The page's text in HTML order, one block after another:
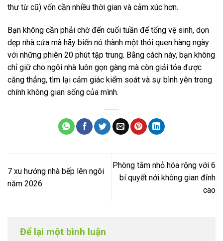
thư từ cũ) vốn cần nhiều thời gian và cảm xúc hơn.
Bạn không cần phải chờ đến cuối tuần để tổng vệ sinh, dọn
dẹp nhà cửa mà hãy biến nó thành một thói quen hàng ngày
với những phiên 20 phút tập trung. Bằng cách này, bạn không
chỉ giữ cho ngôi nhà luôn gọn gàng mà còn giải tỏa được
căng thẳng, tìm lại cảm giác kiểm soát và sự bình yên trong
chính không gian sống của mình.
7 xu hướng nhà bếp lên ngôi
năm 2026
Phòng tắm nhỏ hóa rộng với 6
bí quyết nới không gian đỉnh
cao
Để lại một bình luận